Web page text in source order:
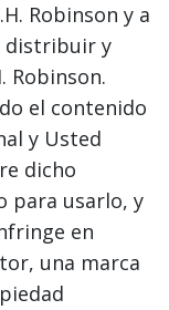
Robinson y a
distribuir y
Robinson.
el contenido
y Usted
dicho
para usarlo, y
en
una marca